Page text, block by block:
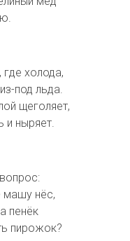
холода,
под льда.
щеголяет,
и ныряет.
машу нёс,
пенёк
пирожок?